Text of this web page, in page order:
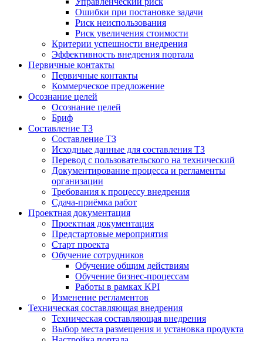
Ошибки при постановке задачи
Риск неиспользования
Риск увеличения стоимости
Критерии успешности внедрения
Эффективность внедрения портала
Первичные контакты
Первичные контакты
Коммерческое предложение
Осознание целей
Осознание целей
Бриф
Составление ТЗ
Составление ТЗ
Исходные данные для составления ТЗ
Перевод с пользовательского на технический
Документирование процесса и регламенты
организации
Требования к процессу внедрения
Сдача-приёмка работ
Проектная документация
Проектная документация
Предстартовые мероприятия
Старт проекта
Обучение сотрудников
Обучение общим действиям
Обучение бизнес-процессам
Работы в рамках KPI
Изменение регламентов
Техническая составляющая внедрения
Техническая составляющая внедрения
Выбор места размещения и установка продукта